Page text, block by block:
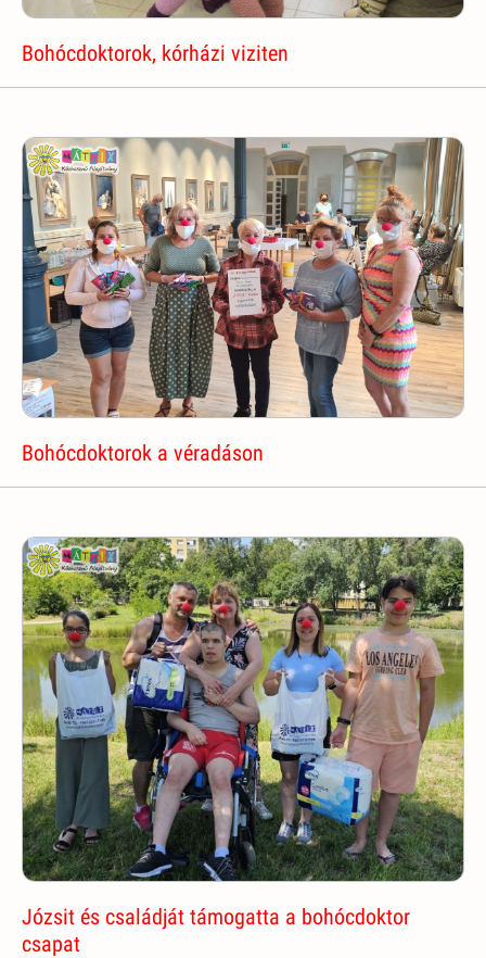
Bohócdoktorok, kórházi viziten
Bohócdoktorok a véradáson
Józsit és családját támogatta a bohócdoktor
csapat